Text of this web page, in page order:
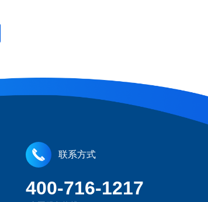
联系方式
400-716-1217